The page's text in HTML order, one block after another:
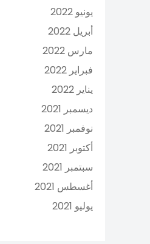
يونيو 2022
أبريل 2022
مارس 2022
فبراير 2022
يناير 2022
ديسمبر 2021
نوفمبر 2021
أكتوبر 2021
سبتمبر 2021
أغسطس 2021
يوليو 2021